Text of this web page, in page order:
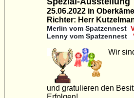
25.06.2022 in
Richter: Herr
Merlin vom Spatzennest
Lenny vom Spatzennest
Wir
und gratulieren den